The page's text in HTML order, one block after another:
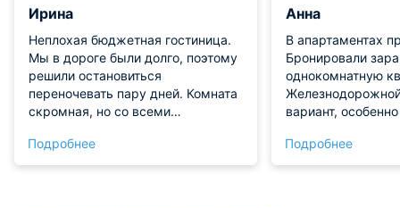
Ирина
Неплохая бюджетная гостиница.
Мы в дороге были долго, поэтому
решили остановиться
переночевать пару дней. Комната
скромная, но со всеми
принадлежностями. Для
комфортного сна все есть. Мы
Подробнее
Анна
В апартаментах
Бронировали
однокомнатную
вариант,
- есть хорошая
постельное
Подробнее